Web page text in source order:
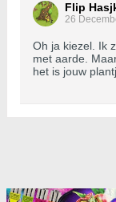
Flip
26
Oh ja kiezel. Ik
met aarde.
het is jouw